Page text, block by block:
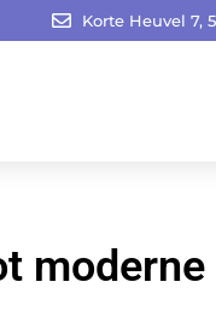
Korte Heuvel 7,
moderne